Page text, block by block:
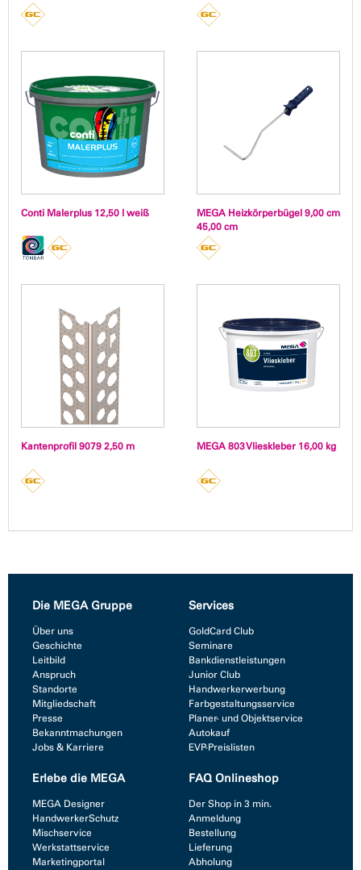
Conti Malerplus 12,50 l weiß
MEGA Heizkörperbügel 9,00 cm
45,00 cm
Kantenprofil 9079 2,50 m MEGA 803 Vlieskleber 16,00 kg
Die MEGA Gruppe
Über uns
Geschichte
Leitbild
Anspruch
Standorte
Mitgliedschaft
Presse
Bekanntmachungen
Jobs & Karriere
Services
GoldCard Club
Seminare
Bankdienstleistungen
Junior Club
Handwerkerwerbung
Farbgestaltungsservice
Planer- und Objektservice
Autokauf
EVP-Preislisten
Erlebe die MEGA
MEGA Designer
HandwerkerSchutz
Mischservice
Werkstattservice
Marketingportal
FAQ Onlineshop
Der Shop in 3 min.
Anmeldung
Bestellung
Lieferung
Abholung